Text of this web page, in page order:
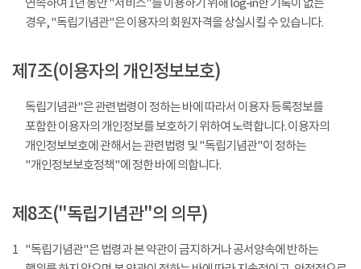
연속하여 1년 동안 "서비스"를 이용하기 위해 log-in한 기록이 없는
경우, "독립기념관"은 이용자의 회원자격을 상실시킬 수 있습니다.
제7조(이용자의 개인정보보호)
독립기념관"은 관련법령이 정하는 바에 따라서 이용자 등록정보를
포함한 이용자의 개인정보를 보호하기 위하여 노력합니다. 이용자의
개인정보보호에 관해서는 관련법령 및 "독립기념관"이 정하는
"개인정보보호정책"에 정한 바에 의합니다.
제8조("독립기념관"의 의무)
1 "독립기념관"은 법령과 본 약관이 금지하거나 공서양속에 반하는